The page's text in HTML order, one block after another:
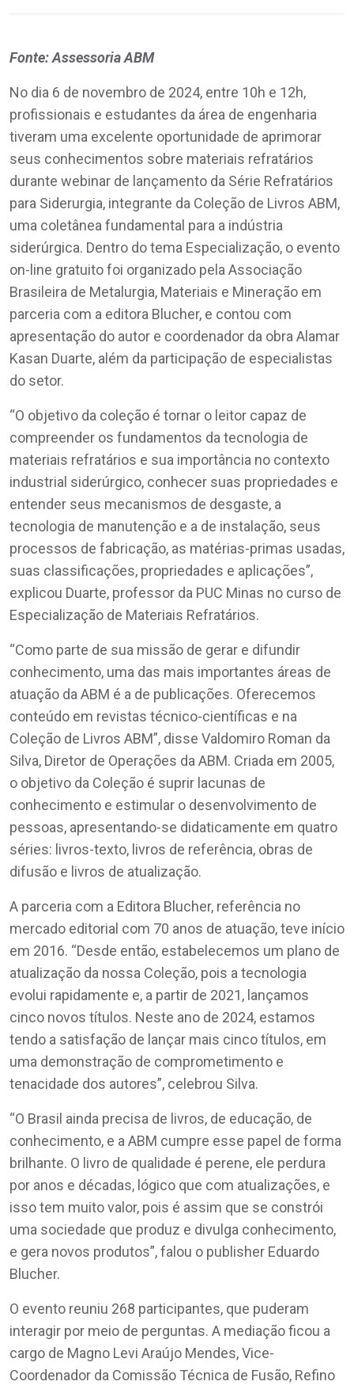
Fonte: Assessoria ABM
No dia 6 de novembro de 2024, entre 10h e 12h,
profissionais e estudantes da área de engenharia
tiveram uma excelente oportunidade de aprimorar
seus conhecimentos sobre materiais refratários
durante webinar de lançamento da Série Refratários
para Siderurgia, integrante da Coleção de Livros ABM,
uma coletânea fundamental para a indústria
siderúrgica. Dentro do tema Especialização, o evento
on-line gratuito foi organizado pela Associação
Brasileira de Metalurgia, Materiais e Mineração em
parceria com a editora Blucher, e contou com
apresentação do autor e coordenador da obra Alamar
Kasan Duarte, além da participação de especialistas
do setor.
“O objetivo da coleção é tornar o leitor capaz de
compreender os fundamentos da tecnologia de
materiais refratários e sua importância no contexto
industrial siderúrgico, conhecer suas propriedades e
entender seus mecanismos de desgaste, a
tecnologia de manutenção e a de instalação, seus
processos de fabricação, as matérias-primas usadas,
suas classificações, propriedades e aplicações”,
explicou Duarte, professor da PUC Minas no curso de
Especialização de Materiais Refratários.
“Como parte de sua missão de gerar e difundir
conhecimento, uma das mais importantes áreas de
atuação da ABM é a de publicações. Oferecemos
conteúdo em revistas técnico-científicas e na
Coleção de Livros ABM”, disse Valdomiro Roman da
Silva, Diretor de Operações da ABM. Criada em 2005,
o objetivo da Coleção é suprir lacunas de
conhecimento e estimular o desenvolvimento de
pessoas, apresentando-se didaticamente em quatro
séries: livros-texto, livros de referência, obras de
difusão e livros de atualização.
A parceria com a Editora Blucher, referência no
mercado editorial com 70 anos de atuação, teve início
em 2016. “Desde então, estabelecemos um plano de
atualização da nossa Coleção, pois a tecnologia
evolui rapidamente e, a partir de 2021, lançamos
cinco novos títulos. Neste ano de 2024, estamos
tendo a satisfação de lançar mais cinco títulos, em
uma demonstração de comprometimento e
tenacidade dos autores”, celebrou Silva.
“O Brasil ainda precisa de livros, de educação, de
conhecimento, e a ABM cumpre esse papel de forma
brilhante. O livro de qualidade é perene, ele perdura
por anos e décadas, lógico que com atualizações, e
isso tem muito valor, pois é assim que se constrói
uma sociedade que produz e divulga conhecimento,
e gera novos produtos”, falou o publisher Eduardo
Blucher.
O evento reuniu 268 participantes, que puderam
interagir por meio de perguntas. A mediação ficou a
cargo de Magno Levi Araújo Mendes, Vice-
Coordenador da Comissão Técnica de Fusão, Refino